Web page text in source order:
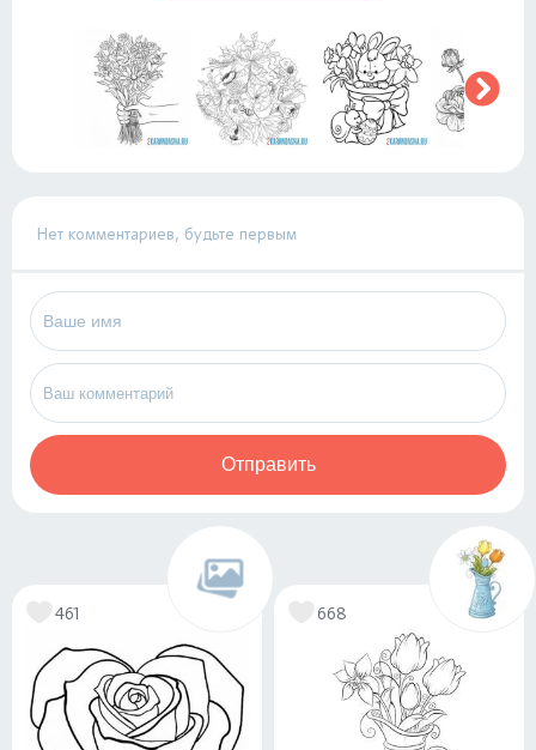
Нет комментариев, будьте первым
Отправить
461 668